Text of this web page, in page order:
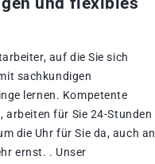
auf die Sie sich
sachkundigen
lernen. Kompetente
arbeiten für Sie 24-Stunden
die Uhr für Sie da, auch an
ernst. . Unser